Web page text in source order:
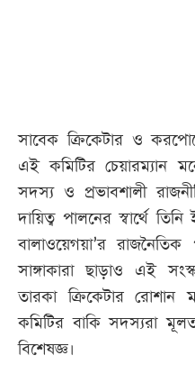
সাবেক ক্রিকেটার ও
এই কমিটির চেয়ারম্যান
সদস্য ও প্রভাবশালী
দায়িত্ব পালনের স্বার্থে
বালাওয়েগয়া’র
সাঙ্গাকারা ছাড়াও এই
তারকা ক্রিকেটার রোশান
কমিটির বাকি সদস্যরা
বিশেষজ্ঞ।